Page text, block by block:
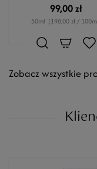
99,00 zł
50ml (198,00 zł /
Zobacz wszystkie